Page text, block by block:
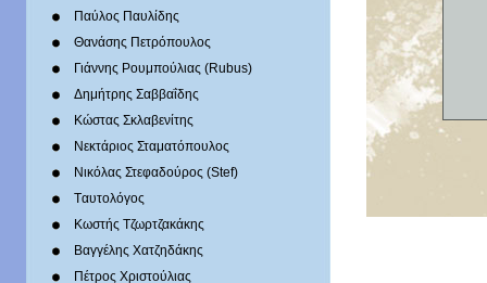
Παύλος Παυλίδης
Θανάσης Πετρόπουλος
Γιάννης Ρουμπούλιας (Rubus)
Δημήτρης Σαββαΐδης
Κώστας Σκλαβενίτης
Νεκτάριος Σταματόπουλος
Νικόλας Στεφαδούρος (Stef)
Tαυτολόγος
Κωστής Τζωρτζακάκης
Βαγγέλης Χατζηδάκης
Πέτρος Χριστούλιας